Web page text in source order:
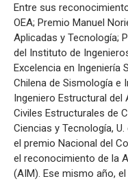
Entre sus
OEA; Premio Manuel
Aplicadas y Tecnología;
del Instituto de
Excelencia en Ingeniería
Chilena de Sismología e
Ingeniero Estructural del
Civiles Estructurales de
Ciencias y Tecnología,
el premio Nacional del
el reconocimiento de la
(AIM). Ese mismo año,